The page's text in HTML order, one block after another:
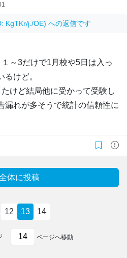
KgTKr/j./OE) への返信です
～3だけで1月校や5日は入っ
けど。
けど結局他に受かって受験し
漏れが多そうで統計の信頼性に
体に投稿
12 13 14
ページへ移動